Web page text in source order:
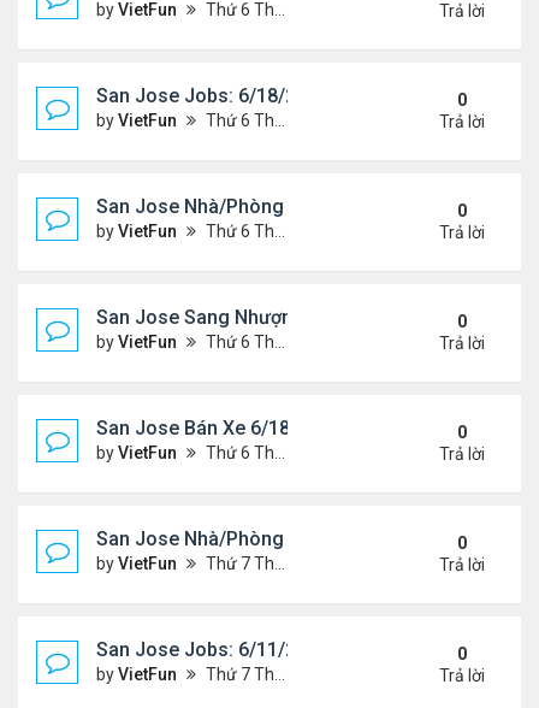
byVietFun Thứ 6 Tháng 6 18, 2021 2:02 pm
Trả lời
San Jose Jobs: 6/18/21- 6/25/2021
byVietFun Thứ 6 Tháng 6 18, 2021 1:58 pm
0
Trả lời
San Jose Nhà/Phòng 6/18/21- 6/25/21
byVietFun Thứ 6 Tháng 6 18, 2021 1:56 pm
0
Trả lời
San Jose Sang Nhượng 6/18/21- 6/25/21
byVietFun Thứ 6 Tháng 6 18, 2021 1:54 pm
0
Trả lời
San Jose Bán Xe 6/18/21 - 6/25/21
byVietFun Thứ 6 Tháng 6 18, 2021 1:53 pm
0
Trả lời
San Jose Nhà/Phòng 6/11/21- 6/18/21
byVietFun Thứ 7 Tháng 6 12, 2021 10:29 am
0
Trả lời
San Jose Jobs: 6/11/21- 6/18/2021
byVietFun Thứ 7 Tháng 6 12, 2021 10:28 am
0
Trả lời